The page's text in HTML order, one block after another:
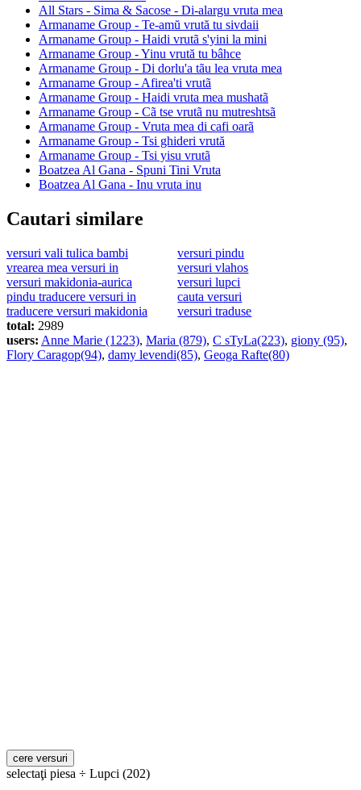
All Stars - Sima & Sacose - Di-alargu vruta mea
Armaname Group - Te-amŭ vrută tu sivdaii
Armaname Group - Haidi vrutã s'yini la mini
Armaname Group - Yinu vrută tu bâhce
Armaname Group - Di dorlu'a tãu lea vruta mea
Armaname Group - Afirea'ti vrutã
Armaname Group - Haidi vruta mea mushatã
Armaname Group - Cã tse vrutã nu mutreshtsã
Armaname Group - Vruta mea di cafi oarã
Armaname Group - Tsi ghideri vrută
Armaname Group - Tsi yisu vrutã
Boatzea Al Gana - Spuni Tini Vruta
Boatzea Al Gana - Inu vruta inu
Cautari similare
versuri vali tulica bambi
versuri pindu
vrearea mea versuri in
versuri vlahos
versuri makidonia-aurica
versuri lupci
pindu traducere versuri in
cauta versuri
traducere versuri makidonia
versuri traduse
total: 2989
users: Anne Marie (1223), Maria (879), C sTyLa(223), giony (95),
Flory Caragop(94), damy levendi(85), Geoga Rafte(80)
selectaţi piesa ÷ Lupci (202)